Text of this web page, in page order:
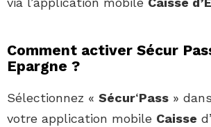
Comment activer Sécur
Epargne ?
Sélectionnez « Sécur‘Pass »
votre application mobile Caisse d’